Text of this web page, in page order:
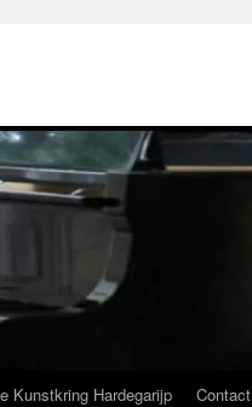
Kunstkring Hardegarijp Contact